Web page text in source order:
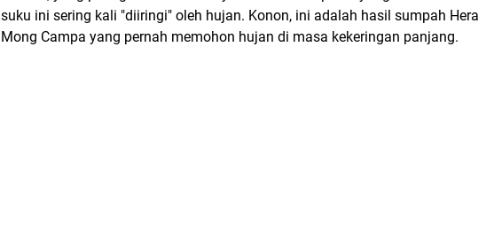
suku ini sering kali "diiringi" oleh hujan. Konon, ini adalah hasil sumpah Hera
Mong Campa yang pernah memohon hujan di masa kekeringan panjang.